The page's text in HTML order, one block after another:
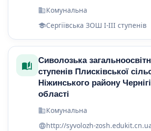
Комунальна
Сергіївська ЗОШ І-ІІІ ступенів
Сиволозька
ступенів Плисківської
Ніжинського району
області
Комунальна
http://syvolozh-